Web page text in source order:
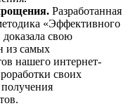
Разработанная
«Эффективного
свою
из самых
нашего интернет-
своих